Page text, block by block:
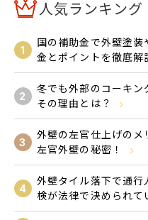
人気ランキング
1
国の補助金で外壁塗
金とポイントを徹底解
2
冬でも外部のコーキン
その理由とは？
3
外壁の左官仕上げのメ
左官外壁の秘密！
4
外壁タイル落下で通行
検が法律で決められて